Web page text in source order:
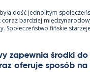
dość jed­no­li­tym
co­raz bardziej
Społeczeństwo fińs­kie
za­pew­nia środki
ofe­ruje sposób